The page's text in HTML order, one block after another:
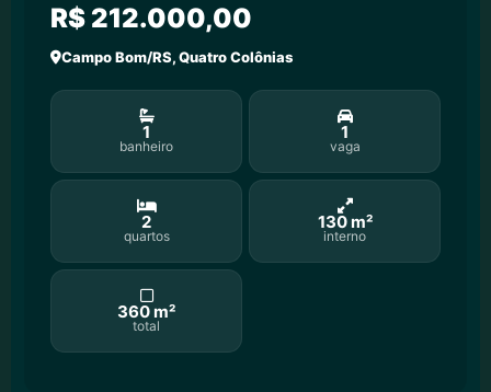
R$ 212.000,00
Campo Bom/RS, Quatro Colônias
1
banheiro
1
vaga
2
quartos
130 m²
interno
360 m²
total